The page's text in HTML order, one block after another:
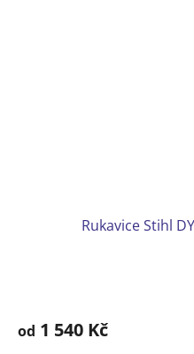
Rukavice Stihl
od 1 540 Kč